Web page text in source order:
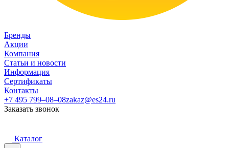
Бренды
Акции
Компания
Статьи и новости
Информация
Сертификаты
Контакты
+7 495 799–08–08zakaz@es24.ru
Заказать звонок
Каталог